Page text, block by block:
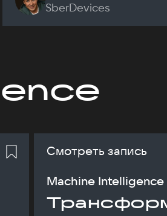
SberDevices
Смотреть запись
Machine Intelligence